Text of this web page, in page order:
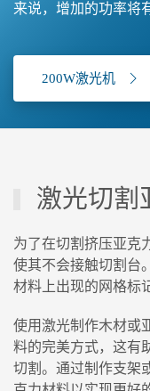
来说，增加的功率将
200W激光机
激光切割
为了在切割挤压亚克
使其不会接触切割台
材料上出现的网格标
使用激光制作木材或
料的完美方式，这有
切割。通过制作支架